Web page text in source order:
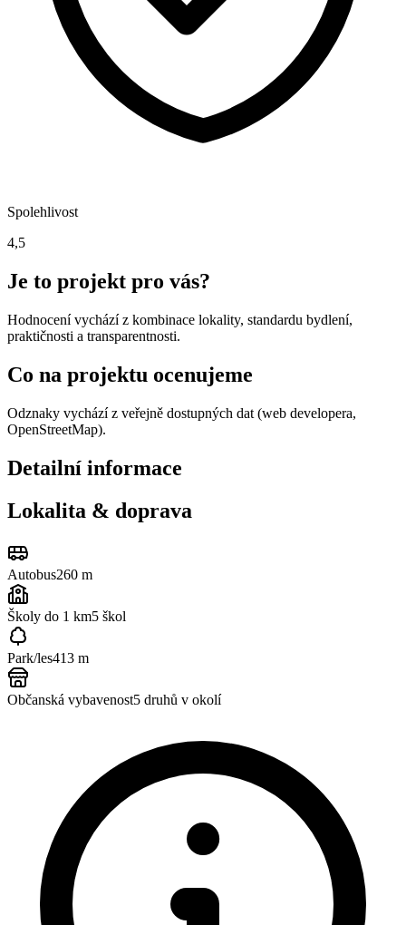
Spolehlivost
4,5
Je to projekt pro vás?
Hodnocení vychází z kombinace lokality, standardu bydlení,
praktičnosti a transparentnosti.
Co na projektu ocenujeme
Odznaky vychází z veřejně dostupných dat (web developera,
OpenStreetMap).
Detailní informace
Lokalita & doprava
Autobus260 m
Školy do 1 km5 škol
Park/les413 m
Občanská vybavenost5 druhů v okolí